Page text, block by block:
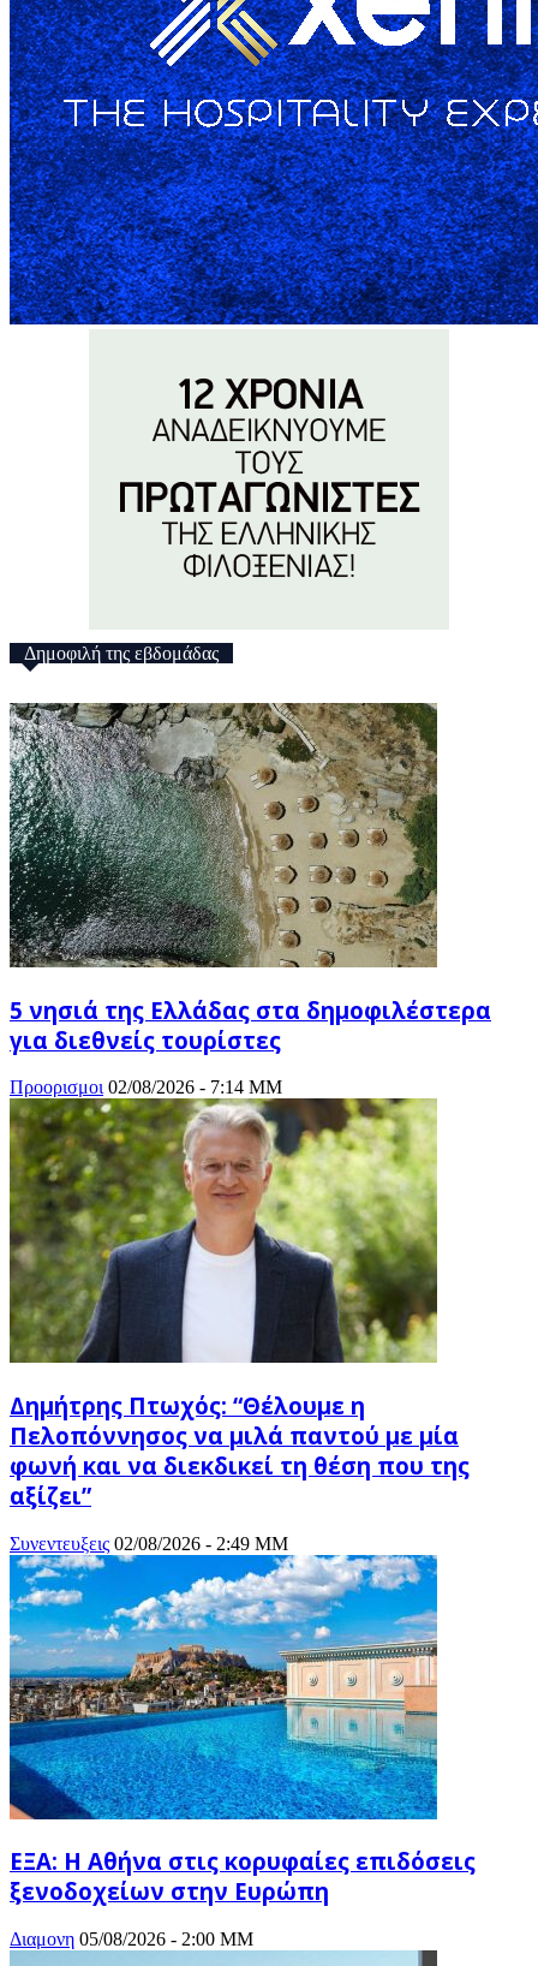
Δημοφιλή της εβδομάδας
5 νησιά της Ελλάδας στα δημοφιλέστερα
για διεθνείς τουρίστες
Προορισμοι 02/08/2026 - 7:14 ΜΜ
Δημήτρης Πτωχός: “Θέλουμε η
Πελοπόννησος να μιλά παντού με μία
φωνή και να διεκδικεί τη θέση που της
αξίζει”
Συνεντευξεις 02/08/2026 - 2:49 ΜΜ
ΕΞΑ: Η Αθήνα στις κορυφαίες επιδόσεις
ξενοδοχείων στην Ευρώπη
Διαμονη 05/08/2026 - 2:00 ΜΜ